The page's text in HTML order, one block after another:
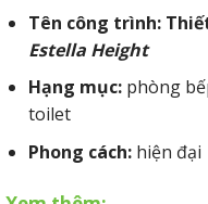
Tên công trình:
Estella Height
Hạng mục: phòng
toilet
Phong cách: hiện đại